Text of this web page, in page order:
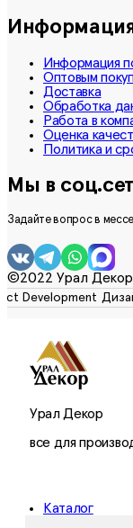
Информация
Оптовым
Доставка
Обработка
Работа в
Оценка
Политика и
Мы в
Задайте вопрос в
©2022 Урал Декор
Урал Декор
все для
Каталог